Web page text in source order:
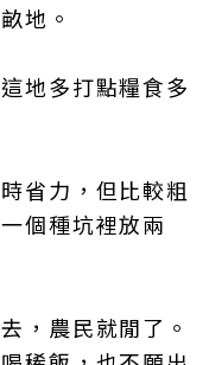
地。
地多打點糧食多
省力，但比較粗
個種坑裡放兩
，農民就閒了。